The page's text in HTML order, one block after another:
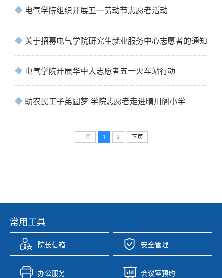
电气学院组织开展五一劳动节志愿者活动
关于招募电气学院研究生就业服务中心志愿者的通知
电气学院开展华中大志愿者五一火车站行动
助农民工子弟圆梦 学院志愿者走进晴川阁小学
上页 1 2 下页
常用工具
院长信箱 安全管理
办公服务 会议室预约